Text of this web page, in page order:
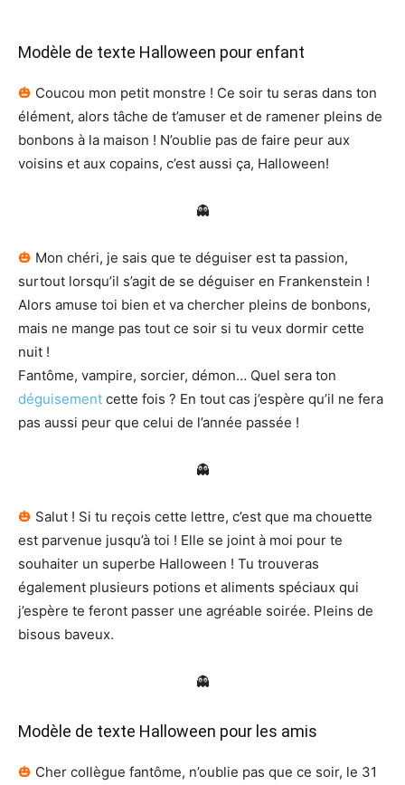
Modèle de texte Halloween pour enfant
🎃 Coucou mon petit monstre ! Ce soir tu seras dans ton
élément, alors tâche de t’amuser et de ramener pleins de
bonbons à la maison ! N’oublie pas de faire peur aux
voisins et aux copains, c’est aussi ça, Halloween!
👻
🎃 Mon chéri, je sais que te déguiser est ta passion,
surtout lorsqu’il s’agit de se déguiser en Frankenstein !
Alors amuse toi bien et va chercher pleins de bonbons,
mais ne mange pas tout ce soir si tu veux dormir cette
nuit !
Fantôme, vampire, sorcier, démon… Quel sera ton
déguisement cette fois ? En tout cas j’espère qu’il ne fera
pas aussi peur que celui de l’année passée !
👻
🎃 Salut ! Si tu reçois cette lettre, c’est que ma chouette
est parvenue jusqu’à toi ! Elle se joint à moi pour te
souhaiter un superbe Halloween ! Tu trouveras
également plusieurs potions et aliments spéciaux qui
j’espère te feront passer une agréable soirée. Pleins de
bisous baveux.
👻
Modèle de texte Halloween pour les amis
🎃 Cher collègue fantôme, n’oublie pas que ce soir, le 31